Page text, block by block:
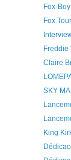
Fox-
Fox
Freddie
Claire
SKY
King